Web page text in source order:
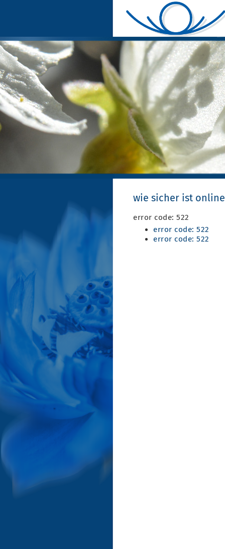
wie sicher ist
error code: 522
error code: 522
error code: 522